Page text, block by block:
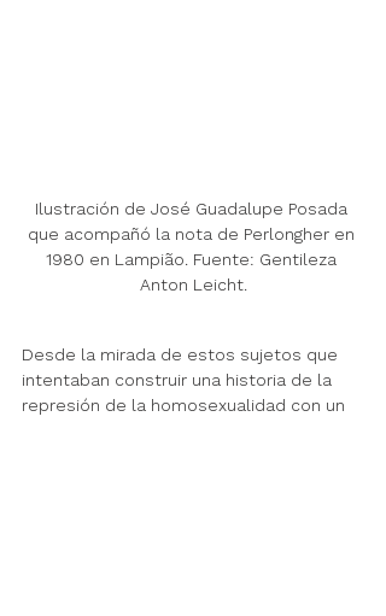
Ilustración de José Guadalupe Posada
que acompañó la nota de Perlongher en
1980 en Lampião. Fuente: Gentileza
Anton Leicht.
Desde la mirada de estos sujetos que
intentaban construir una historia de la
represión de la homosexualidad con un